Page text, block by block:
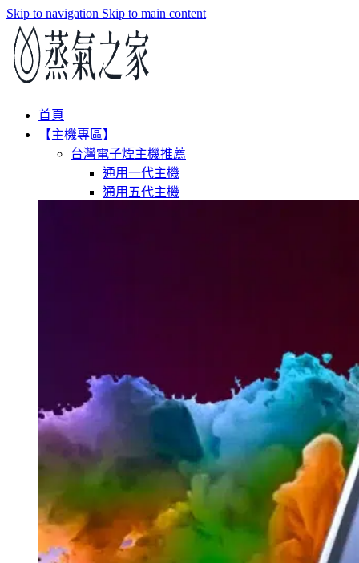
Skip to navigation Skip to main content
首頁
【主機專區】
台灣電子煙主機推薦
通用一代主機
通用五代主機